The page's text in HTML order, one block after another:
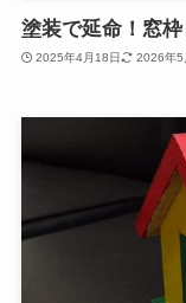
塗装で延命！窓
2025年4月18日 2026年5